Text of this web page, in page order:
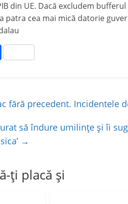
din UE. Dacă excludem
patra cea mai mică datorie
P
je
z
ă
fără precedent. Incidentele
să îndure umilințe și îi
→
ți placă și